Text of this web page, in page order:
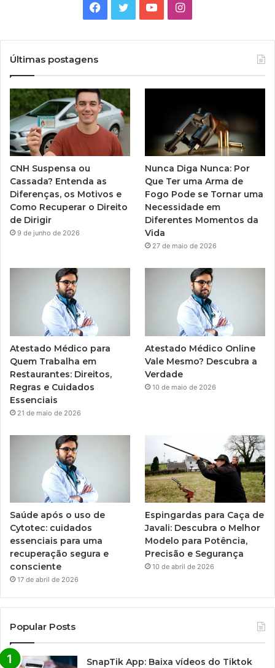
Facebook
TwitterYouTubeInstagram
Últimas postagens
CNH Suspensa ou
Cassada? Entenda as
Diferenças, os Motivos e
Como Recuperar o Direito
de Dirigir
9 de junho de 2026
Nunca Diga Nunca: Por
Que Ter uma Arma de
Fogo Pode se Tornar uma
Necessidade em
Diferentes Momentos da
Vida
27 de maio de 2026
Atestado Médico para
Quem Trabalha em
Restaurantes: Direitos,
Regras e Cuidados
Essenciais
21 de maio de 2026
Atestado Médico Online
Vale Mesmo? Descubra a
Verdade
10 de maio de 2026
Saúde após o uso de
Cytotec: cuidados
essenciais para uma
recuperação segura e
consciente
17 de abril de 2026
Espingardas para Caça de
Javali: Descubra o Melhor
Modelo para Potência,
Precisão e Segurança
10 de abril de 2026
Popular Posts
SnapTik App: Baixa vídeos do Tiktok